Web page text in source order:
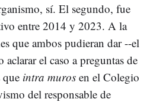
sí. El segundo, fue
entre 2014 y 2023. A la
que ambos pudieran dar --el
el caso a preguntas de
que intra muros en el Colegio
del responsable de